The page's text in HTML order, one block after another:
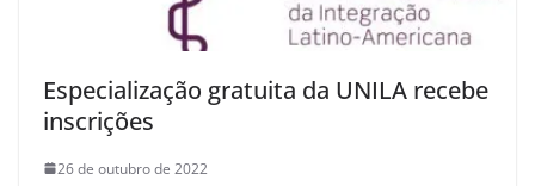
Especialização gratuita da UNILA recebe
inscrições
26 de outubro de 2022